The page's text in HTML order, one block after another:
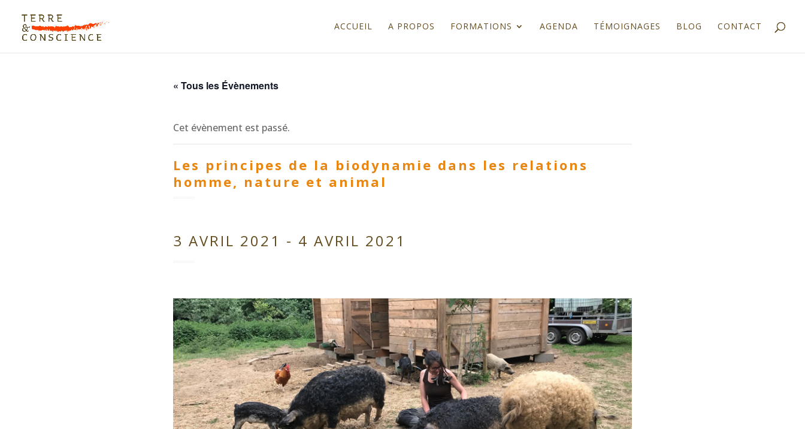
ACCUEIL A PROPOS FORMATIONS AGENDA TÉMOIGNAGES BLOG CONTACT
« Tous les Évènements
Cet évènement est passé.
Les principes de la biodynamie dans les relations
homme, nature et animal
3 AVRIL 2021 - 4 AVRIL 2021